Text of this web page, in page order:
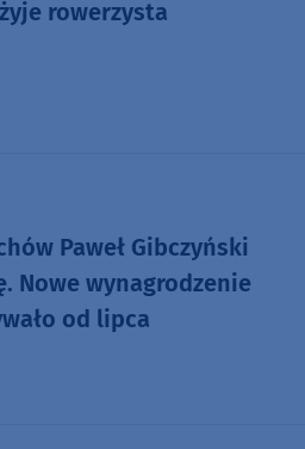
rowerzysta
Paweł Gibczyński
Nowe wynagrodzenie
od lipca